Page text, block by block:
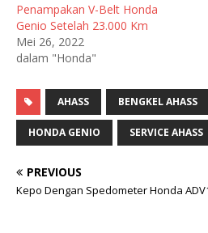
Penampakan V-Belt Honda
Genio Setelah 23.000 Km
Mei 26, 2022
dalam "Honda"
AHASS BENGKEL AHASS
HONDA GENIO SERVICE AHASS
PREVIOUS
Kepo Dengan Spedometer Honda